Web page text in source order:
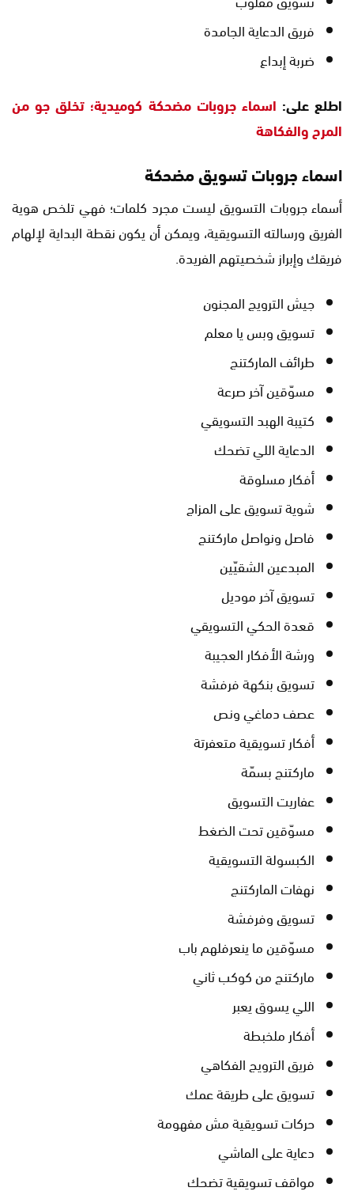
فريق الدعاية الجامدة
ضربة إبداع
اطلع على: اسماء جروبات مضحكة كوميدية؛ تخلق جو من
المرح والفكاهة
اسماء جروبات تسويق مضحكة
أسماء جروبات التسويق ليست مجرد كلمات؛ فهي تلخص هوية
الفريق ورسالته التسويقية، ويمكن أن يكون نقطة البداية لإلهام
فريقك وإبراز شخصيتهم الفريدة.
جيش الترويج المجنون
تسويق وبس يا معلم
طرائف الماركتنج
مسوّقين آخر صرعة
كتيبة الهبد التسويقي
الدعاية اللي تضحك
أفكار مسلوقة
شوية تسويق على المزاج
فاصل ونواصل ماركتنج
المبدعين الشقيّين
تسويق آخر موديل
قعدة الحكي التسويقي
ورشة الأفكار العجيبة
تسويق بنكهة فرفشة
عصف دماغي ونص
أفكار تسويقية متعفرتة
ماركتنج بسمّة
عفاريت التسويق
مسوّقين تحت الضغط
الكبسولة التسويقية
نهفات الماركتنج
تسويق وفرفشة
مسوّقين ما ينعرفلهم باب
ماركتنج من كوكب ثاني
اللي يسوق يعبر
أفكار ملخبطة
فريق الترويج الفكاهي
تسويق على طريقة عمك
حركات تسويقية مش مفهومة
دعاية على الماشي
مواقف تسويقية تضحك